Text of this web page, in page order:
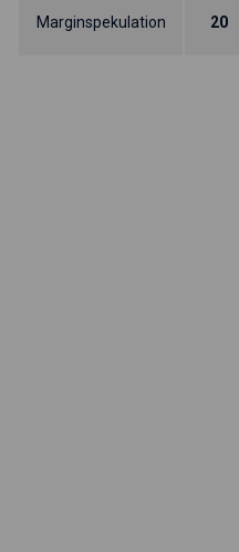
Marginspekulation 20